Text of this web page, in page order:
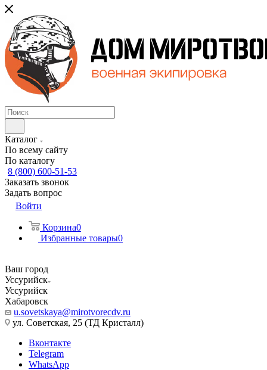
Каталог
По всему сайту
По каталогу
8 (800) 600-51-53
Заказать звонок
Задать вопрос
Войти
Корзина0
Избранные товары0
Ваш город
Уссурийск
Уссурийск
Хабаровск
u.sovetskaya@mirotvorecdv.ru
ул. Советская, 25 (ТД Кристалл)
Вконтакте
Telegram
WhatsApp